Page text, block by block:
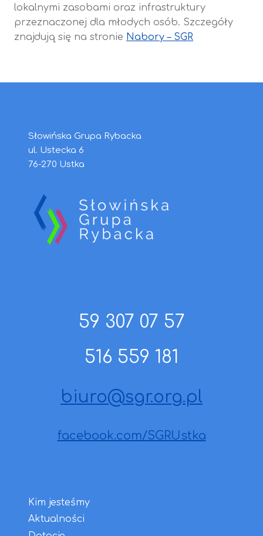
lokalnymi zasobami oraz infrastruktury
przeznaczonej dla młodych osób. Szczegóły
znajdują się na stronie Nabory – SGR
Słowińska Grupa Rybacka
ul. Ustecka 6
76-270 Ustka
59 307 07 57
516 559 181
biuro@sgr.org.pl
facebook.com/SGRUstka
Kim jesteśmy
Aktualności